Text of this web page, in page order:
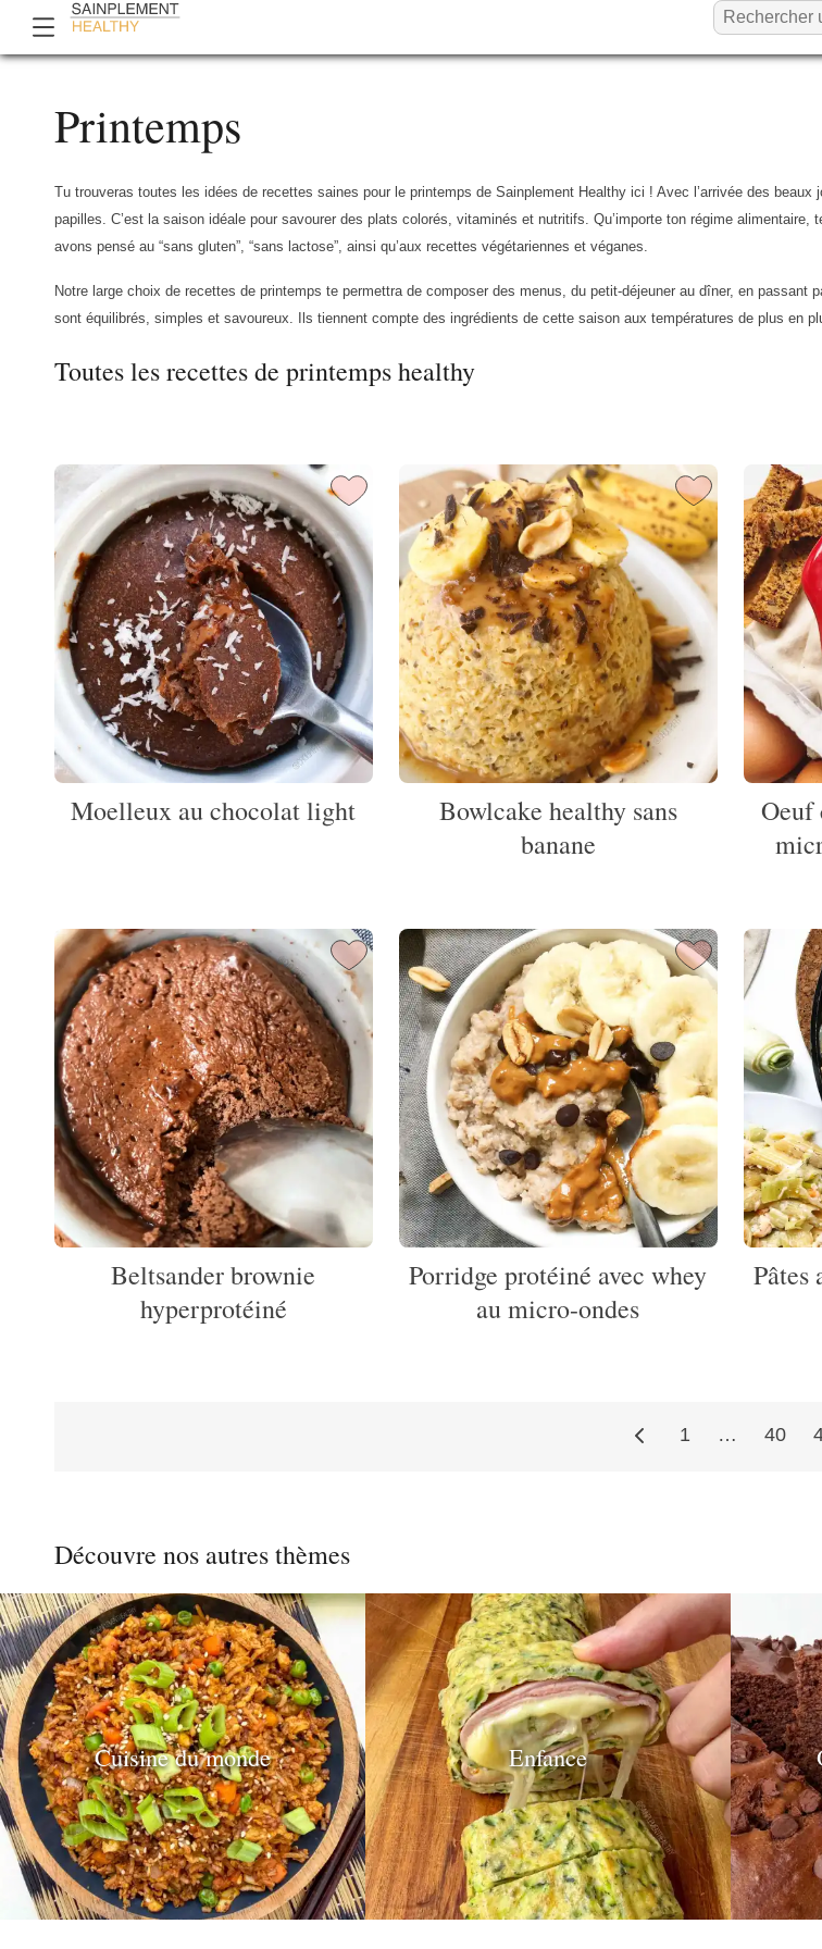
Printemps
Tu trouveras toutes les idées de recettes saines pour le printemps de Sainplement Healthy ici ! Avec l’arrivée des
papilles. C’est la saison idéale pour savourer des plats colorés, vitaminés et nutritifs. Qu’importe ton régime
avons pensé au “sans gluten”, “sans lactose”, ainsi qu’aux recettes végétariennes et véganes.
Notre large choix de recettes de printemps te permettra de composer des menus, du petit-déjeuner au dîner, en
sont équilibrés, simples et savoureux. Ils tiennent compte des ingrédients de cette saison aux températures de plus en
Toutes les recettes de printemps healthy
Moelleux au chocolat light
Bowlcake healthy sans
banane
Oeuf
Beltsander brownie
hyperprotéiné
Porridge protéiné avec whey
au micro-ondes
Pâtes
des
publications
1 … 40
Découvre nos autres thèmes
Cuisine du monde Enfance